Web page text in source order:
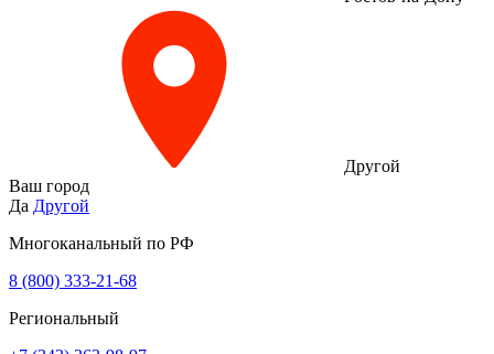
Другой
Ваш город
Да Другой
Многоканальный по РФ
8 (800) 333‑21-68
Региональный